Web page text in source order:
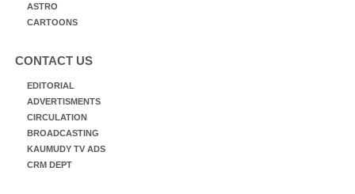
ASTRO
CARTOONS
CONTACT US
EDITORIAL
ADVERTISMENTS
CIRCULATION
BROADCASTING
KAUMUDY TV ADS
CRM DEPT